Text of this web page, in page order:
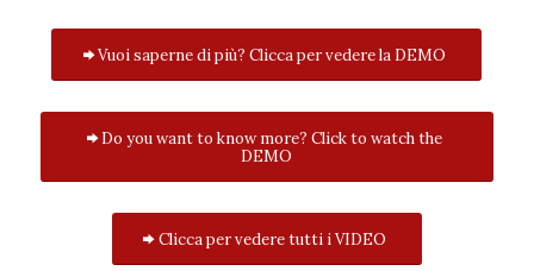
Vuoi saperne di più? Clicca per vedere la DEMO
Do you want to know more? Click to watch the
DEMO
Clicca per vedere tutti i VIDEO